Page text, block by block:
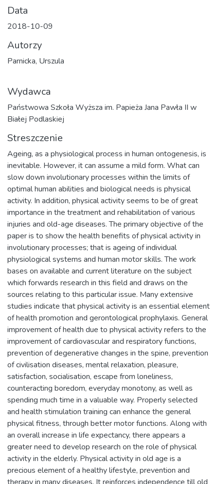
Data
2018-10-09
Autorzy
Parnicka, Urszula
Wydawca
Państwowa Szkoła Wyższa im. Papieża Jana Pawła II w
Białej Podlaskiej
Streszczenie
Ageing, as a physiological process in human ontogenesis, is
inevitable. However, it can assume a mild form. What can
slow down involutionary processes within the limits of
optimal human abilities and biological needs is physical
activity. In addition, physical activity seems to be of great
importance in the treatment and rehabilitation of various
injuries and old-age diseases. The primary objective of the
paper is to show the health benefits of physical activity in
involutionary processes; that is ageing of individual
physiological systems and human motor skills. The work
bases on available and current literature on the subject
which forwards research in this field and draws on the
sources relating to this particular issue. Many extensive
studies indicate that physical activity is an essential element
of health promotion and gerontological prophylaxis. General
improvement of health due to physical activity refers to the
improvement of cardiovascular and respiratory functions,
prevention of degenerative changes in the spine, prevention
of civilisation diseases, mental relaxation, pleasure,
satisfaction, socialisation, escape from loneliness,
counteracting boredom, everyday monotony, as well as
spending much time in a valuable way. Properly selected
and health stimulation training can enhance the general
physical fitness, through better motor functions. Along with
an overall increase in life expectancy, there appears a
greater need to develop research on the role of physical
activity in the elderly. Physical activity in old age is a
precious element of a healthy lifestyle, prevention and